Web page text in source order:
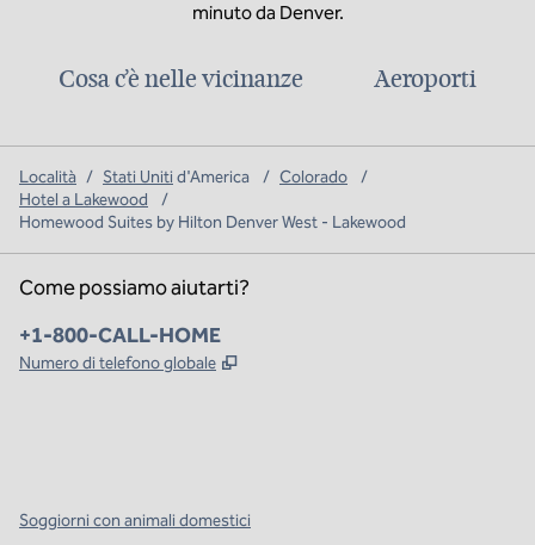
minuto da Denver.
Cosa c’è nelle vicinanze Aeroporti
Località / Stati Uniti d'America / Colorado
/
Hotel a Lakewood
/
Homewood Suites by Hilton Denver West - Lakewood
Come possiamo aiutarti?
Telefono:
+1-800-CALL-HOME
Numero di telefono globale ,
Soggiorni con animali domestici